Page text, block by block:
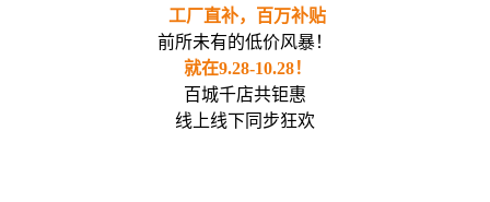
工厂直补，百万补贴
前所未有的低价风暴！
就在9.28-10.28！
百城千店共钜惠
线上线下同步狂欢